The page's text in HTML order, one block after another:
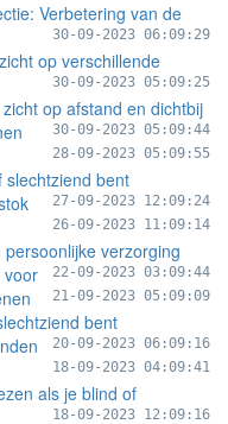
Verbetering van de
30-09-2023 06:09:29
op verschillende
30-09-2023 05:09:25
op afstand en dichtbij
30-09-2023 05:09:44
28-09-2023 05:09:55
slechtziend bent
27-09-2023 12:09:24
26-09-2023 11:09:14
verzorging
22-09-2023 03:09:44
voor
21-09-2023 05:09:09
bent
20-09-2023 06:09:16
18-09-2023 04:09:41
als je blind of
18-09-2023 12:09:16